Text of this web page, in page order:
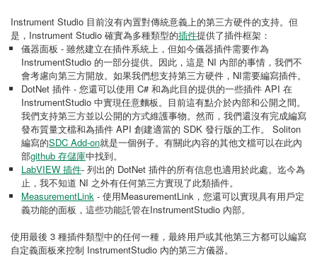
Instrument Studio 目前沒有內置對傳統意義上的第三方硬件的支持。但
是，Instrument Studio 確實為多種類型的插件提供了插件框架：
儀器面板 - 雖然建立在插件系統上，但如今儀器插件需要作為
InstrumentStudio 的一部分提供。因此，這是 NI 內部的事情，我們不
會考慮向第三方開放。如果我們想支持第三方硬件，NI需要編寫插件。
DotNet 插件 - 您還可以使用 C# 和為此目的提供的一些插件 API 在
InstrumentStudio 中實現任意麵板。目前這有點介於內部和公開之間。
我們支持第三方並以公開的方式維護事物。然而，我們還沒有完成編寫
發布質量文檔和為插件 API 創建適當的 SDK 發行版的工作。 Soliton
編寫的SDC Add-on就是一個例子。有關此內容的其他文檔可以在此內
部github 存儲庫中找到。
LabVIEW 插件- 列出的 DotNet 插件的所有信息也適用於此處。迄今為
止，我不知道 NI 之外有任何第三方實現了此類插件。
MeasurementLink - 使用MeasurementLink，您還可以實現具有用戶定
義功能的面板，這些功能託管在InstrumentStudio 內部。
使用最後 3 種插件類型中的任何一種，最終用戶或其他第三方都可以編寫
自定義面板來控制 InstrumentStudio 內的第三方儀器。